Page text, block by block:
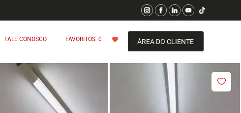
FALE CONOSCO FAVORITOS 0 ÁREA DO CLIENTE